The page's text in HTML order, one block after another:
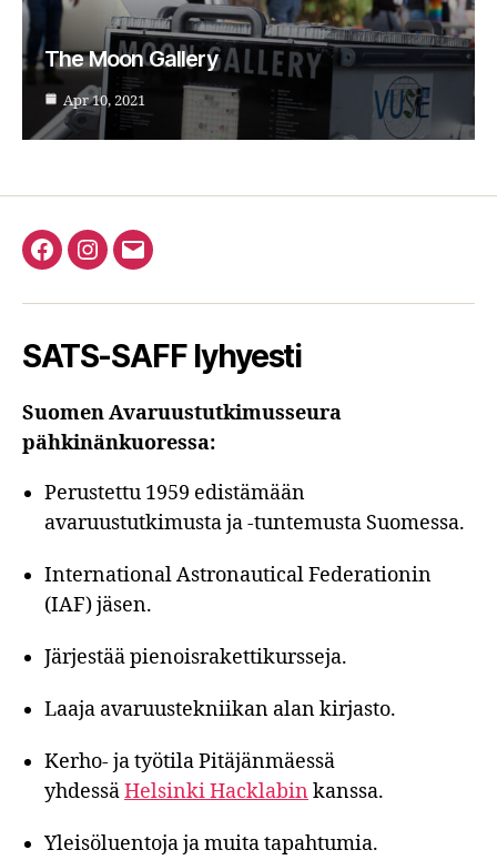
The Moon Gallery
Apr 10, 2021
Facebook
Instagram
Email
SATS-SAFF lyhyesti
Suomen Avaruustutkimusseura
pähkinänkuoressa:
Perustettu 1959 edistämään
avaruustutkimusta ja -tuntemusta Suomessa.
International Astronautical Federationin
(IAF) jäsen.
Järjestää pienoisrakettikursseja.
Laaja avaruustekniikan alan kirjasto.
Kerho- ja työtila Pitäjänmäessä
yhdessäHelsinki Hacklabin kanssa.
Yleisöluentoja ja muita tapahtumia.